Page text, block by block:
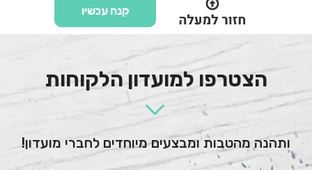
קנה עכשיו
הצטרפו למועדון הלקוחות
ותהנה מהטבות ומבצעים מיוחדים לחברי מועדון!